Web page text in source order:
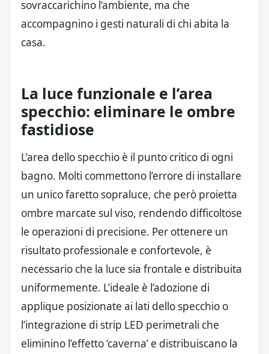
sovraccarichino l’ambiente, ma che
accompagnino i gesti naturali di chi abita la
casa.
La luce funzionale e l’area
specchio: eliminare le ombre
fastidiose
L’area dello specchio è il punto critico di ogni
bagno. Molti commettono l’errore di installare
un unico faretto sopraluce, che però proietta
ombre marcate sul viso, rendendo difficoltose
le operazioni di precisione. Per ottenere un
risultato professionale e confortevole, è
necessario che la luce sia frontale e distribuita
uniformemente. L’ideale è l’adozione di
applique posizionate ai lati dello specchio o
l’integrazione di strip LED perimetrali che
eliminino l’effetto ‘caverna’ e distribuiscano la